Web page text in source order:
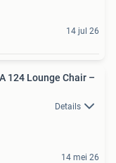
14 jul 26
124 Lounge Chair –
Details
14 mei 26